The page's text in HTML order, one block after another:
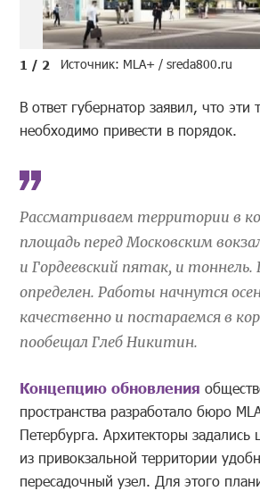
1 / 2 Источник: MLA+ / sreda800.ru
В ответ губернатор заявил, что эти
необходимо привести в порядок.
Рассматриваем территории в
площадь перед Московским
и Гордеевский пятак, и тоннель.
определен. Работы начнутся
качественно и постараемся в
пообещал Глеб Никитин.
Концепцию обновления
пространства разработало бюро
Петербурга. Архитекторы задались
из привокзальной территории
пересадочный узел. Для этого